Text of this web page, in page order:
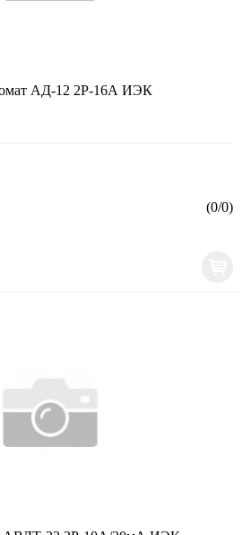
АД-12 2Р-16А ИЭК
(0/0)